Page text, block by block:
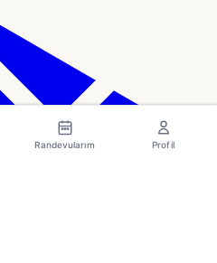
Randevularım Profil